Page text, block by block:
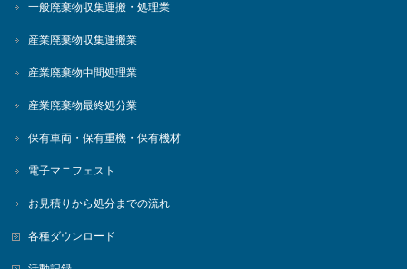
一般廃棄物収集運搬・処理業
産業廃棄物収集運搬業
産業廃棄物中間処理業
産業廃棄物最終処分業
保有車両・保有重機・保有機材
電子マニフェスト
お見積りから処分までの流れ
各種ダウンロード